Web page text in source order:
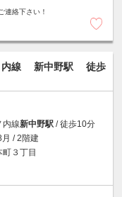
連絡下さい！
内線 新中野駅
徒歩
内線新中野駅 / 徒歩10分
/ 2階建
３丁目